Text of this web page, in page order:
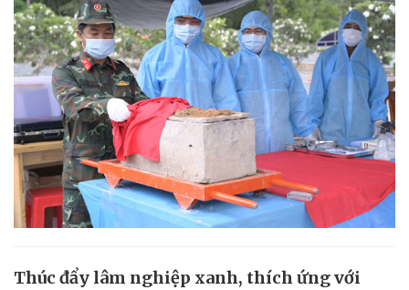
Thúc đẩy lâm nghiệp xanh, thích ứng với